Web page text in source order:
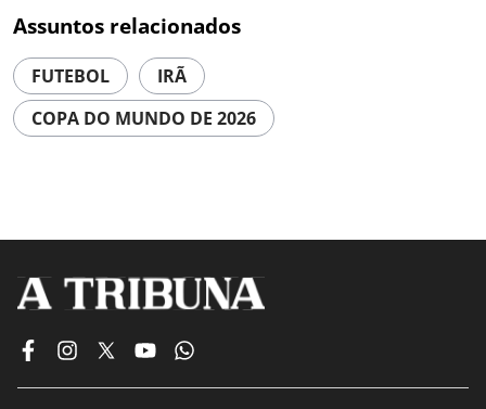
Assuntos relacionados
FUTEBOL
IRÃ
COPA DO MUNDO DE 2026